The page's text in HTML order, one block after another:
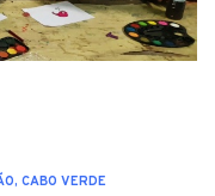
CABO VERDE